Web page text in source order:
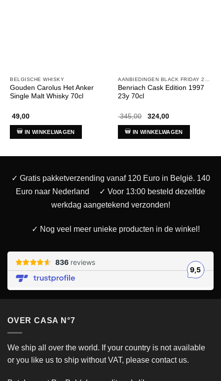
BELGISCHE WHISKY
Gouden Carolus Het Anker
Single Malt Whisky 70cl
49,00
IN WINKELWAGEN
Benriach Cask Edition 1997
23y 70cl
345,00
Oorspronkelijke
was:
€ 345,00.
324,00Huidige
is:
€ 324,00.
IN WINKELWAGEN
✓ Gratis pakketverzending vanaf 120 Euro in België. 140
Euro naar Nederland
✓ Voor 13:00 besteld dezelfde
werkdag aangetekend verzonden!
✓ Nog veel meer unieke producten in de winkel!
OVER CASA N°7
We ship all over the world. If your country is not available
or you like us to ship without VAT, please contact us.